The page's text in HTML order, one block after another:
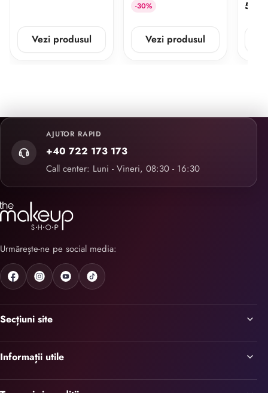
Vezi produsul
-30%
Vezi produsul
58.8
AJUTOR RAPID
+40 722 173 173
Call center: Luni - Vineri, 08:30 - 16:30
Urmărește-ne pe social media:
Secțiuni site
Informații utile